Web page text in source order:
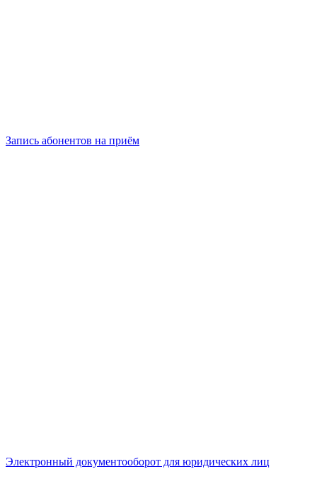
Запись абонентов на приём
Электронный документооборот для юридических лиц